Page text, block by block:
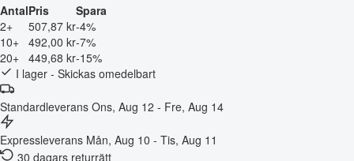
AntalPris
Spara
2+
507,87 kr-4%
10+ 492,00 kr-7%
20+ 449,68 kr-15%
I lager - Skickas omedelbart
Standardleverans Ons, Aug 12 - Fre, Aug 14
Expressleverans Mån, Aug 10 - Tis, Aug 11
30 dagars returrätt